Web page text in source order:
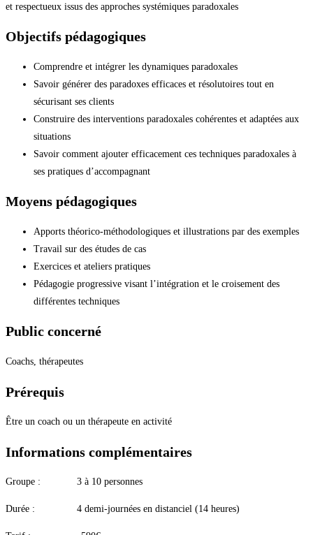
et respectueux issus des approches systémiques paradoxales
Objectifs pédagogiques
Comprendre et intégrer les dynamiques paradoxales
Savoir générer des paradoxes efficaces et résolutoires tout en
sécurisant ses clients
Construire des interventions paradoxales cohérentes et adaptées aux
situations
Savoir comment ajouter efficacement ces techniques paradoxales à
ses pratiques d’accompagnant
Moyens pédagogiques
Apports théorico-méthodologiques et illustrations par des exemples
Travail sur des études de cas
Exercices et ateliers pratiques
Pédagogie progressive visant l’intégration et le croisement des
différentes techniques
Public concerné
Coachs, thérapeutes
Prérequis
Être un coach ou un thérapeute en activité
Informations complémentaires
Groupe : 3 à 10 personnes
Durée : 4 demi-journées en distanciel (14 heures)